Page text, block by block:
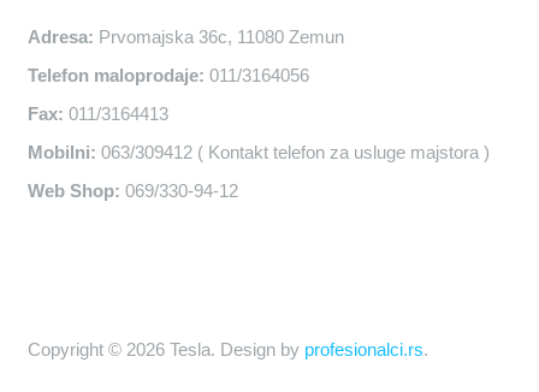
Adresa: Prvomajska 36c, 11080 Zemun
Telefon maloprodaje: 011/3164056
Fax: 011/3164413
Mobilni: 063/309412 ( Kontakt telefon za usluge majstora )
Web Shop: 069/330-94-12
Copyright © 2026 Tesla. Design by profesionalci.rs.